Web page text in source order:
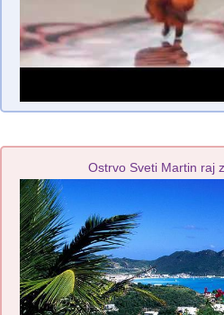
Ostrvo Sveti Martin raj